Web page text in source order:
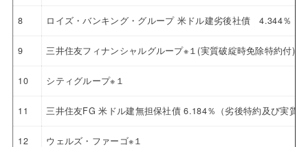
8 ロイズ・バンキング・グループ 米ドル建劣後社債 4.344％
9 三井住友フィナンシャルグループ※１(実質破綻時免除特約付)
10 シティグループ※１
11 三井住友FG 米ドル建無担保社債 6.184％（劣後特約及び実質
12 ウェルズ・ファーゴ※１